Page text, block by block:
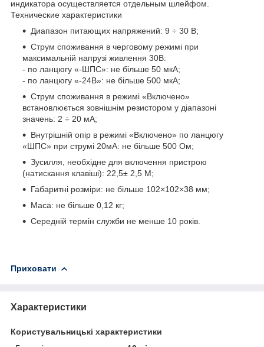
индикатора осуществляется отдельным шлейфом.
Технические характеристики
Диапазон питающих напряжений: 9 ÷ 30 В;
Струм споживання в черговому режимі при
максимальній напрузі живлення 30В:
- по ланцюгу «-ШПС»: не більше 50 мкА;
- по ланцюгу «-24В»: не більше 500 мкА;
Струм споживання в режимі «Включено»
встановлюється зовнішнім резистором у діапазоні
значень: 2 ÷ 20 мА;
Внутрішній опір в режимі «Включено» по ланцюгу
«ШПС» при струмі 20мА: не більше 500 Ом;
Зусилля, необхідне для включення пристрою
(натискання клавіші): 22,5± 2,5 М;
Габаритні розміри: не більше 102×102×38 мм;
Маса: не більше 0,12 кг;
Середній термін служби не менше 10 років.
Приховати
Характеристики
Користувальницькі характеристики